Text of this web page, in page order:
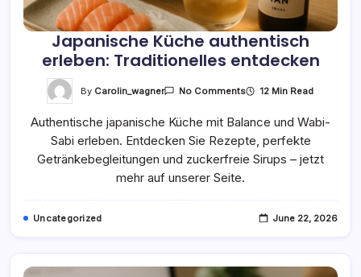
Japanische Küche authentisch
erleben: Traditionelles entdecken
By Carolin_wagner No CommentsOn
Authentisch
Traditionelles
Entdecken
12 Min Read
Authentische japanische Küche mit Balance und Wabi-
Sabi erleben. Entdecken Sie Rezepte, perfekte
Getränkebegleitungen und zuckerfreie Sirups – jetzt
mehr auf unserer Seite.
Uncategorized June 22, 2026